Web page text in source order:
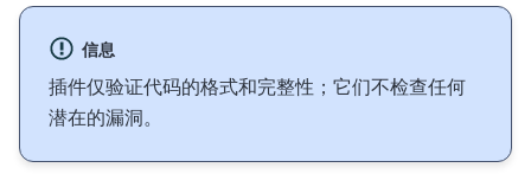
信息
插件仅验证代码的格式和完整性；它们不检查任何
潜在的漏洞。